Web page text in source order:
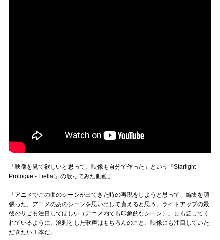
「映像を見て欲しいと思って、映像も自分で作った」という『Starlight
Prologue - Liella!』の歌ってみた動画。
「アニメでこの曲のシーンが出てきた時の再現をしようと思って、編集を頑
張った。アニメのあのシーンを思い出して貰えると思う。ライトアップの最
後のサビも注目してほしい（アニメ内でも印象的なシーン）」とも話してく
れているように、溌剌とした歌声はもちろんのこと、映像にも注目していた
だきたい１本だ。